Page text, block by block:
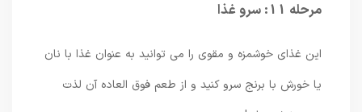
مرحله 11: سرو غذا
این غذای خوشمزه و مقوی را می توانید به عنوان غذا با نان
یا خورش با برنج سرو کنید و از طعم فوق العاده آن لذت